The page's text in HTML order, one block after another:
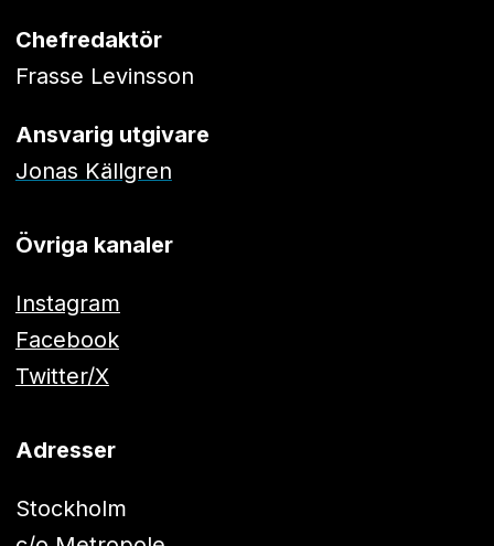
Chefredaktör
Frasse Levinsson
Ansvarig utgivare
Jonas Källgren
Övriga kanaler
Instagram
Facebook
Twitter/X
Adresser
Stockholm